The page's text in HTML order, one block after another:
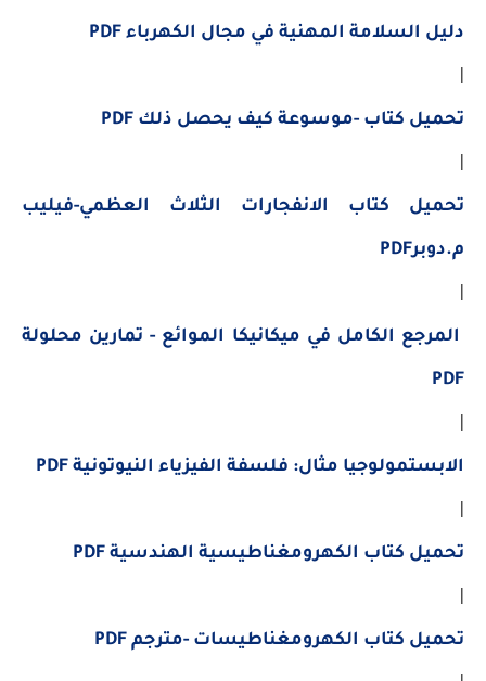
دليل السلامة المهنية في مجال الكهرباء PDF
|
تحميل كتاب -موسوعة كيف يحصل ذلك PDF
|
تحميل كتاب الانفجارات الثلاث العظمي-فيليب
م.دوبرPDF
|
المرجع الكامل في ميكانيكا الموائع - تمارين محلولة
PDF
|
الابستمولوجيا مثال: فلسفة الفيزياء النيوتونية PDF
|
تحميل كتاب الكهرومغناطيسية الهندسية PDF
|
تحميل كتاب الكهرومغناطيسات -مترجم PDF